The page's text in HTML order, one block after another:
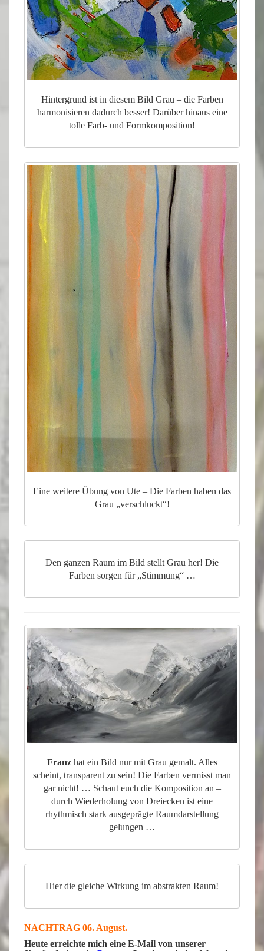
Hintergrund ist in diesem Bild Grau – die Farben
harmonisieren dadurch besser! Darüber hinaus eine
tolle Farb- und Formkomposition!
Eine weitere Übung von Ute – Die Farben haben das
Grau „verschluckt“!
Den ganzen Raum im Bild stellt Grau her! Die
Farben sorgen für „Stimmung“ …
Franzhat ein Bild nur mit Grau gemalt. Alles
scheint, transparent zu sein! Die Farben vermisst man
gar nicht! … Schaut euch die Komposition an –
durch Wiederholung von Dreiecken ist eine
rhythmisch stark ausgeprägte Raumdarstellung
gelungen …
Hier die gleiche Wirkung im abstrakten Raum!
NACHTRAG 06. August.
Heute erreichte mich eine E-Mail von unserer